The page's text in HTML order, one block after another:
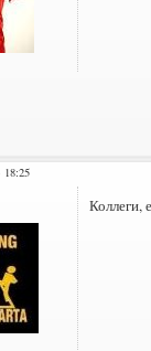
18:25
Коллеги,